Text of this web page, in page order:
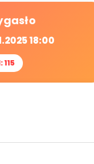
18:00